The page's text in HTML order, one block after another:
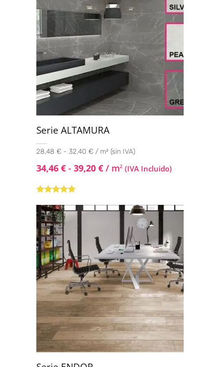
Serie ALTAMURA
28,48 € - 32,40 € / m² (sin IVA)
34,46 € - 39,20 € / m2 (IVA Incluido)
5.00de 5